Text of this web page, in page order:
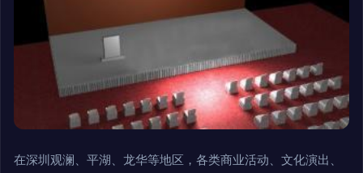
在深圳观澜、平湖、龙华等地区，各类商业活动、文化演出、